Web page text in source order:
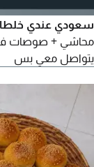
سعودي عندي
محاشي + صوصات
يتواصل معي بس